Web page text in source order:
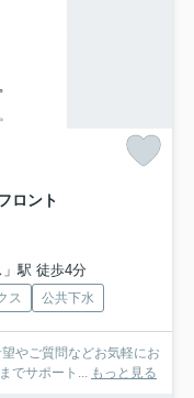
ロント
駅 徒歩4分
ス 公共下水
やご質問などお気軽にお
でサポート...
もっと見る